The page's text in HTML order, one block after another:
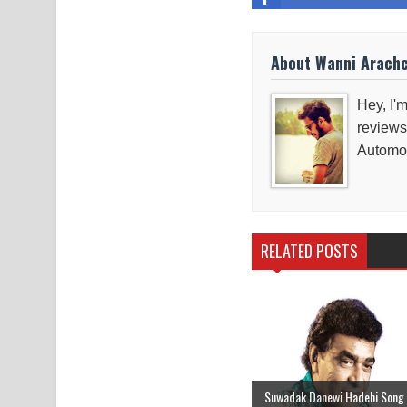
About Wanni
Hey,
RELATED POSTS
Suwadak Danewi Hadehi